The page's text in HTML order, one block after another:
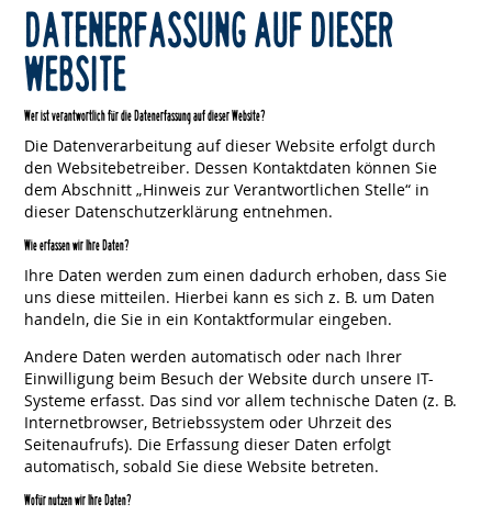
DATENERFASSUNG AUF DIESER
WEBSITE
Wer ist verantwortlich für die Datenerfassung auf dieser Website?
Die Datenverarbeitung auf dieser Website erfolgt durch
den Websitebetreiber. Dessen Kontaktdaten können Sie
dem Abschnitt „Hinweis zur Verantwortlichen Stelle“ in
dieser Datenschutzerklärung entnehmen.
Wie erfassen wir Ihre Daten?
Ihre Daten werden zum einen dadurch erhoben, dass Sie
uns diese mitteilen. Hierbei kann es sich z. B. um Daten
handeln, die Sie in ein Kontaktformular eingeben.
Andere Daten werden automatisch oder nach Ihrer
Einwilligung beim Besuch der Website durch unsere IT-
Systeme erfasst. Das sind vor allem technische Daten (z. B.
Internetbrowser, Betriebssystem oder Uhrzeit des
Seitenaufrufs). Die Erfassung dieser Daten erfolgt
automatisch, sobald Sie diese Website betreten.
Wofür nutzen wir Ihre Daten?